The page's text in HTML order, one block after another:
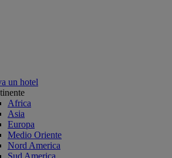
un hotel
Africa
Asia
Europa
Medio Oriente
Nord America
Sud America